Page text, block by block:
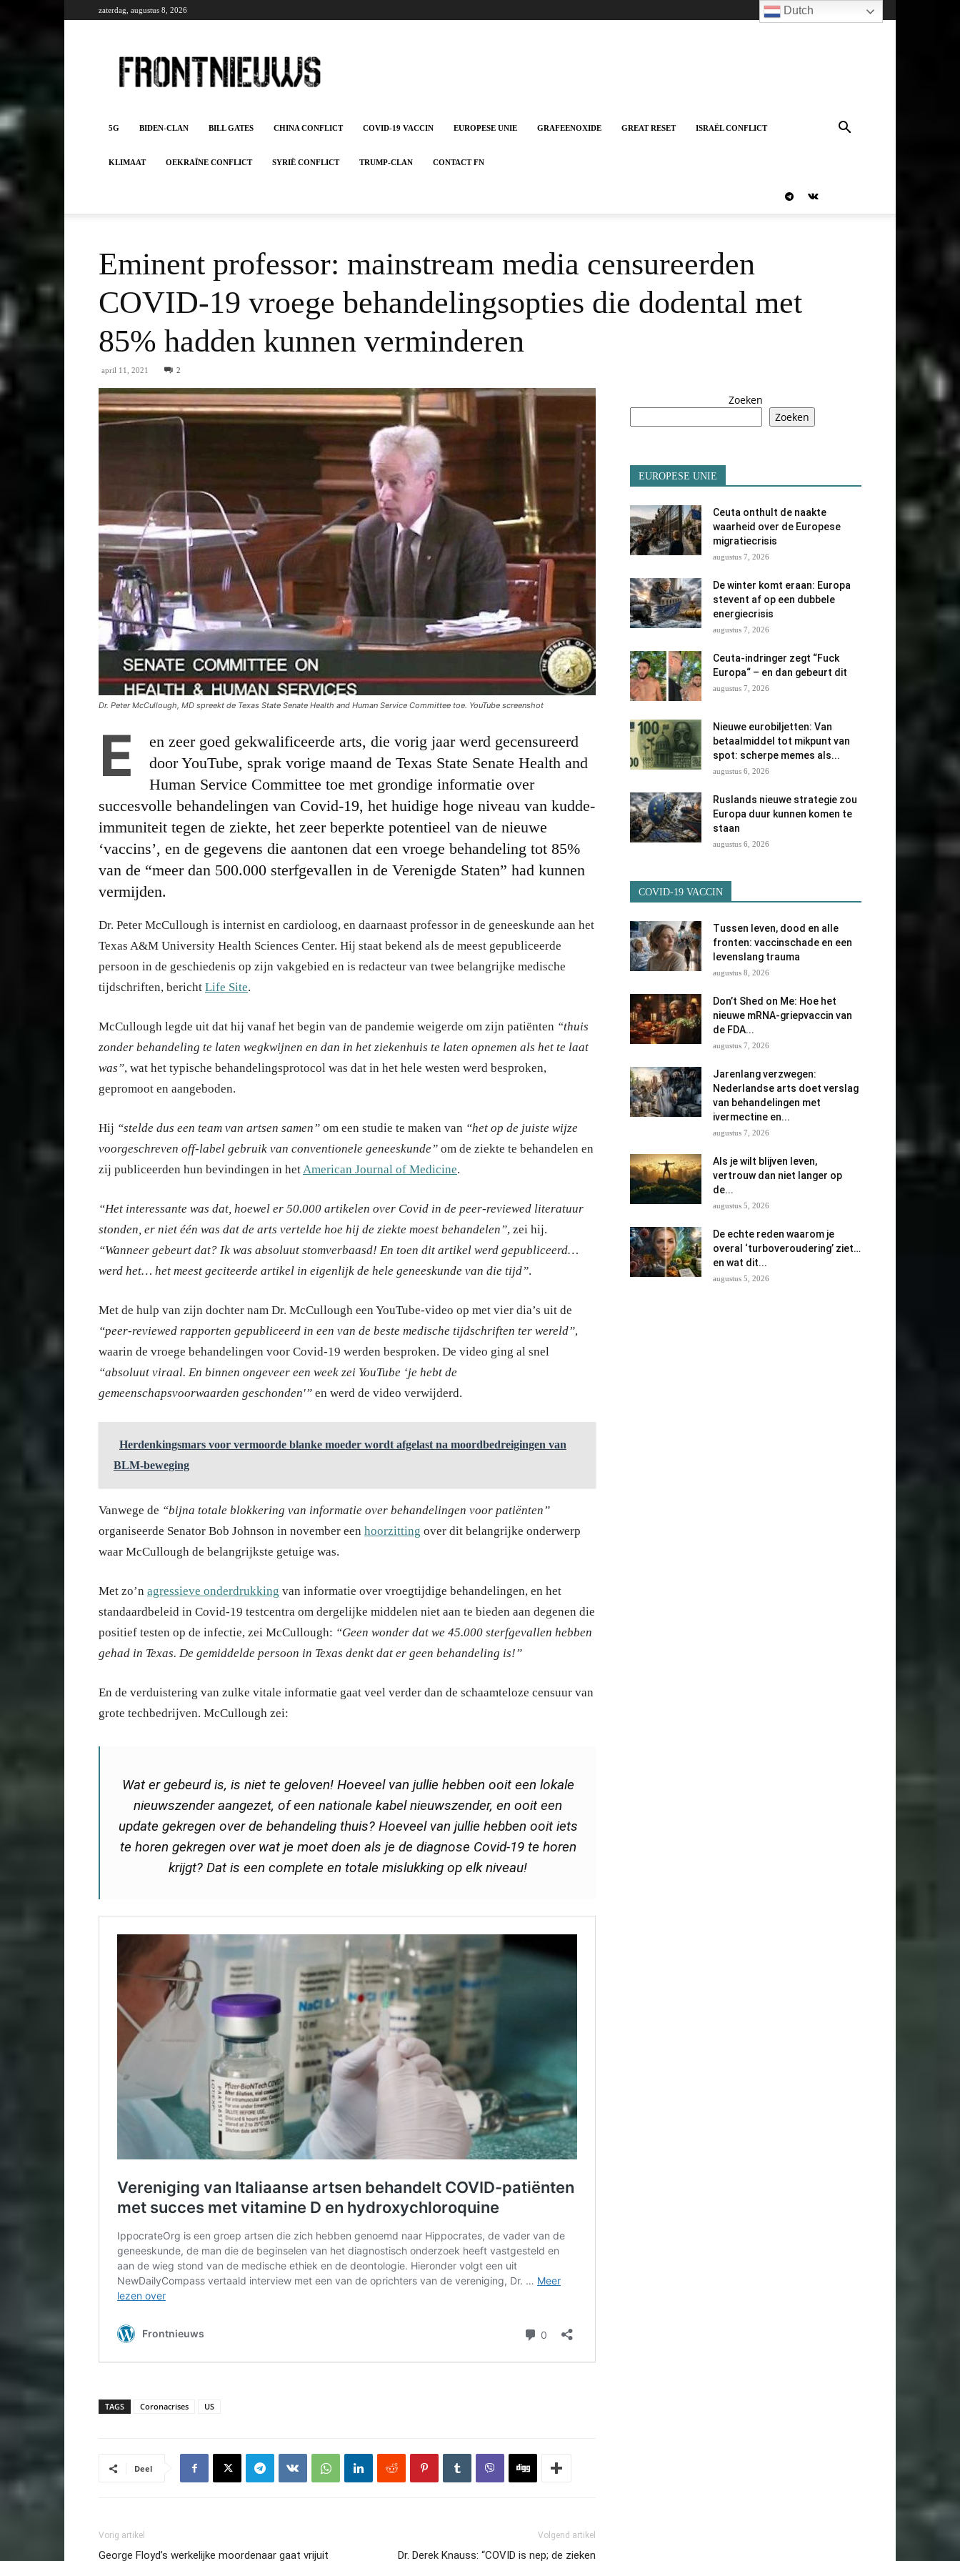
zaterdag, augustus 8, 2026
5G BIDEN-CLAN BILL GATES CHINA CONFLICT COVID-19 VACCIN EUROPESE UNIE GRAFEENOXIDE GREAT RESET ISRAËL CONFLICT
KLIMAAT OEKRAÏNE CONFLICT SYRIË CONFLICT TRUMP-CLAN CONTACT FN
Eminent professor: mainstream media censureerden
COVID-19 vroege behandelingsopties die dodental met
85% hadden kunnen verminderen
april 11, 2021 2
Dr. Peter McCullough, MD spreekt de Texas State Senate Health and Human Service Committee toe. YouTube screenshot
E
en zeer goed gekwalificeerde arts, die vorig jaar werd gecensureerd
door YouTube, sprak vorige maand de Texas State Senate Health and
Human Service Committee toe met grondige informatie over
succesvolle behandelingen van Covid-19, het huidige hoge niveau van kudde-
immuniteit tegen de ziekte, het zeer beperkte potentieel van de nieuwe
‘vaccins’, en de gegevens die aantonen dat een vroege behandeling tot 85%
van de “meer dan 500.000 sterfgevallen in de Verenigde Staten” had kunnen
vermijden.
Dr. Peter McCullough is internist en cardioloog, en daarnaast professor in de geneeskunde aan het
Texas A&M University Health Sciences Center. Hij staat bekend als de meest gepubliceerde
persoon in de geschiedenis op zijn vakgebied en is redacteur van twee belangrijke medische
tijdschriften, bericht Life Site.
McCullough legde uit dat hij vanaf het begin van de pandemie weigerde om zijn patiënten “thuis
zonder behandeling te laten wegkwijnen en dan in het ziekenhuis te laten opnemen als het te laat
was”, wat het typische behandelingsprotocol was dat in het hele westen werd besproken,
gepromoot en aangeboden.
Hij “stelde dus een team van artsen samen” om een studie te maken van “het op de juiste wijze
voorgeschreven off-label gebruik van conventionele geneeskunde” om de ziekte te behandelen en
zij publiceerden hun bevindingen in hetAmerican Journal of Medicine.
“Het interessante was dat, hoewel er 50.000 artikelen over Covid in de peer-reviewed literatuur
stonden, er niet één was dat de arts vertelde hoe hij de ziekte moest behandelen”, zei hij.
“Wanneer gebeurt dat? Ik was absoluut stomverbaasd! En toen dit artikel werd gepubliceerd…
werd het… het meest geciteerde artikel in eigenlijk de hele geneeskunde van die tijd”.
Met de hulp van zijn dochter nam Dr. McCullough een YouTube-video op met vier dia’s uit de
“peer-reviewed rapporten gepubliceerd in een van de beste medische tijdschriften ter wereld”,
waarin de vroege behandelingen voor Covid-19 werden besproken. De video ging al snel
“absoluut viraal. En binnen ongeveer een week zei YouTube ‘je hebt de
gemeenschapsvoorwaarden geschonden'” en werd de video verwijderd.
Herdenkingsmars voor vermoorde blanke moeder wordt afgelast na moordbedreigingen van
BLM-beweging
Vanwege de “bijna totale blokkering van informatie over behandelingen voor patiënten”
organiseerde Senator Bob Johnson in november een hoorzitting over dit belangrijke onderwerp
waar McCullough de belangrijkste getuige was.
Met zo’n agressieve onderdrukking van informatie over vroegtijdige behandelingen, en het
standaardbeleid in Covid-19 testcentra om dergelijke middelen niet aan te bieden aan degenen die
positief testen op de infectie, zei McCullough: “Geen wonder dat we 45.000 sterfgevallen hebben
gehad in Texas. De gemiddelde persoon in Texas denkt dat er geen behandeling is!”
En de verduistering van zulke vitale informatie gaat veel verder dan de schaamteloze censuur van
grote techbedrijven. McCullough zei:
Wat er gebeurd is, is niet te geloven! Hoeveel van jullie hebben ooit een lokale
nieuwszender aangezet, of een nationale kabel nieuwszender, en ooit een
update gekregen over de behandeling thuis? Hoeveel van jullie hebben ooit iets
te horen gekregen over wat je moet doen als je de diagnose Covid-19 te horen
krijgt? Dat is een complete en totale mislukking op elk niveau!
TAGS Coronacrises US
Deel
Vorig artikel
George Floyd’s werkelijke moordenaar gaat vrijuit
Volgend artikel
Dr. Derek Knauss: “COVID is nep; de zieken
Zoeken
Zoeken
EUROPESE UNIE
Ceuta onthult de naakte
waarheid over de Europese
migratiecrisis
augustus 7, 2026
De winter komt eraan: Europa
stevent af op een dubbele
energiecrisis
augustus 7, 2026
Ceuta-indringer zegt “Fuck
Europa“ – en dan gebeurt dit
augustus 7, 2026
Nieuwe eurobiljetten: Van
betaalmiddel tot mikpunt van
spot: scherpe memes als...
augustus 6, 2026
Ruslands nieuwe strategie zou
Europa duur kunnen komen te
staan
augustus 6, 2026
COVID-19 VACCIN
Tussen leven, dood en alle
fronten: vaccinschade en een
levenslang trauma
augustus 8, 2026
Don’t Shed on Me: Hoe het
nieuwe mRNA-griepvaccin van
de FDA...
augustus 7, 2026
Jarenlang verzwegen:
Nederlandse arts doet verslag
van behandelingen met
ivermectine en...
augustus 7, 2026
Als je wilt blijven leven,
vertrouw dan niet langer op
de...
augustus 5, 2026
De echte reden waarom je
overal ‘turboveroudering’ ziet…
en wat dit...
augustus 5, 2026
Dutch